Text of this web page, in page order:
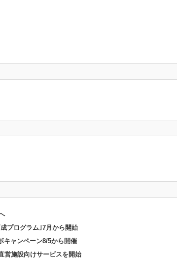
プログラム｣7月から開始
キャンペーン8/5から開催
営施設向けサービスを開始